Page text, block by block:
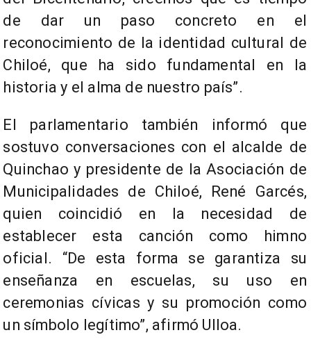
de dar un paso concreto en el
reconocimiento de la identidad cultural de
Chiloé, que ha sido fundamental en la
historia y el alma de nuestro país”.
El parlamentario también informó que
sostuvo conversaciones con el alcalde de
Quinchao y presidente de la Asociación de
Municipalidades de Chiloé, René Garcés,
quien coincidió en la necesidad de
establecer esta canción como himno
oficial. “De esta forma se garantiza su
enseñanza en escuelas, su uso en
ceremonias cívicas y su promoción como
un símbolo legítimo”, afirmó Ulloa.